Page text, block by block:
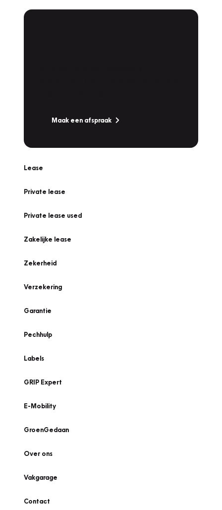
Maak een afspraak
Lease
Private lease
Private lease used
Zakelijke lease
Zekerheid
Verzekering
Garantie
Pechhulp
Labels
GRIP Expert
E-Mobility
GroenGedaan
Over ons
Vakgarage
Contact